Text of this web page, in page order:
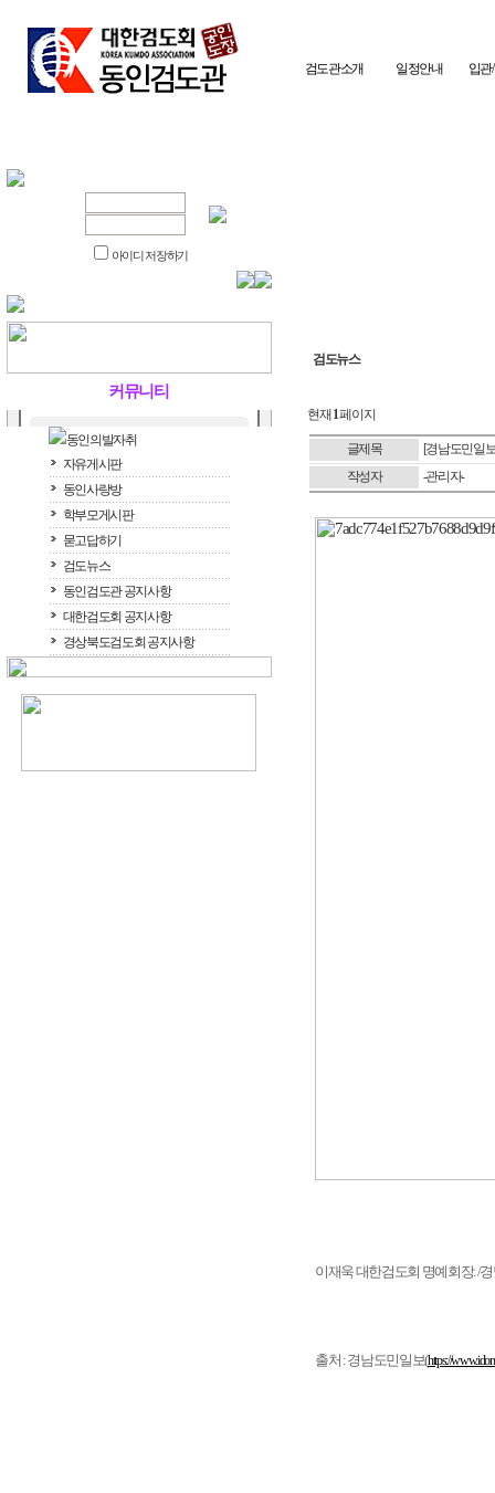
검도관소개 일정안내 입관
아이디 저장하기
커뮤니티
동인의발자취
자유게시판
동인사랑방
학부모게시판
묻고답하기
검도뉴스
동인검도관 공지사항
대한검도회 공지사항
경상북도검도회 공지사항
검도뉴스
현재 1페이지
글제목
[경남도민일
작성자
-관리자-
이재욱 대한검도회 명예회장. /
출처 : 경남도민일보(https://